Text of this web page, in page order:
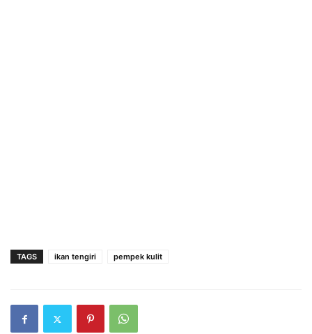
TAGS ikan tengiri pempek kulit